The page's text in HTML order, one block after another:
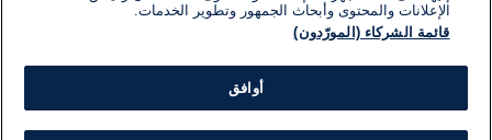
الإعلانات والمحتوى وأبحاث الجمهور وتطوير الخدمات.
قائمة الشركاء (المورّدون)
أوافق